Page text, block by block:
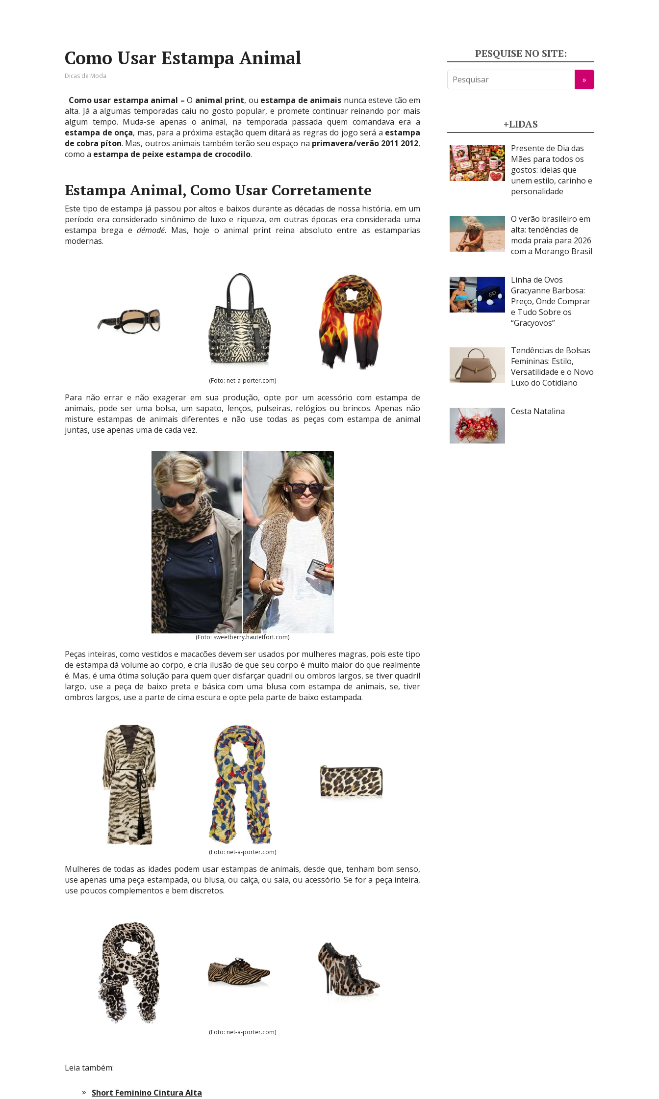
Como Usar Estampa Animal
Dicas de Moda
Como usar estampa animal –O animal print, ou estampa de animais nunca esteve tão em
alta. Já a algumas temporadas caiu no gosto popular, e promete continuar reinando por mais
algum tempo. Muda-se apenas o animal, na temporada passada quem comandava era a
estampa de onça, mas, para a próxima estação quem ditará as regras do jogo será a estampa
de cobra píton. Mas, outros animais também terão seu espaço na primavera/verão 2011 2012,
como a estampa de peixe estampa de crocodilo.
Estampa Animal, Como Usar Corretamente
Este tipo de estampa já passou por altos e baixos durante as décadas de nossa história, em um
período era considerado sinônimo de luxo e riqueza, em outras épocas era considerada uma
estampa brega edémodé. Mas, hoje o animal print reina absoluto entre as estamparias
modernas.
(Foto: net-a-porter.com)
Para não errar e não exagerar em sua produção, opte por um acessório com estampa de
animais, pode ser uma bolsa, um sapato, lenços, pulseiras, relógios ou brincos. Apenas não
misture estampas de animais diferentes e não use todas as peças com estampa de animal
juntas, use apenas uma de cada vez.
(Foto: sweetberry.hautetfort.com)
Peças inteiras, como vestidos e macacões devem ser usados por mulheres magras, pois este tipo
de estampa dá volume ao corpo, e cria ilusão de que seu corpo é muito maior do que realmente
é. Mas, é uma ótima solução para quem quer disfarçar quadril ou ombros largos, se tiver quadril
largo, use a peça de baixo preta e básica com uma blusa com estampa de animais, se, tiver
ombros largos, use a parte de cima escura e opte pela parte de baixo estampada.
(Foto: net-a-porter.com)
Mulheres de todas as idades podem usar estampas de animais, desde que, tenham bom senso,
use apenas uma peça estampada, ou blusa, ou calça, ou saia, ou acessório. Se for a peça inteira,
use poucos complementos e bem discretos.
(Foto: net-a-porter.com)
Leia também:
Short Feminino Cintura Alta
PESQUISE NO SITE:
+LIDAS
Presente de Dia das
Mães para todos os
gostos: ideias que
unem estilo, carinho e
personalidade
O verão brasileiro em
alta: tendências de
moda praia para 2026
com a Morango Brasil
Linha de Ovos
Gracyanne Barbosa:
Preço, Onde Comprar
e Tudo Sobre os
“Gracyovos”
Tendências de Bolsas
Femininas: Estilo,
Versatilidade e o Novo
Luxo do Cotidiano
Cesta Natalina